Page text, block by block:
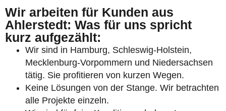
Wir arbeiten für Kunden aus
Ahlerstedt: Was für uns spricht
kurz aufgezählt:
Wir sind in Hamburg, Schleswig-Holstein,
Mecklenburg-Vorpommern und Niedersachsen
tätig. Sie profitieren von kurzen Wegen.
Keine Lösungen von der Stange. Wir betrachten
alle Projekte einzeln.